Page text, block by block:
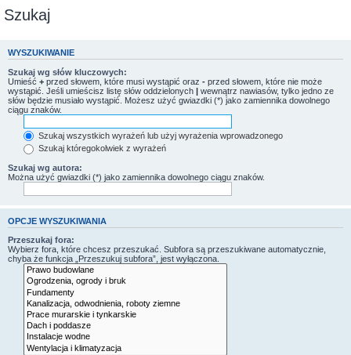
Szukaj
WYSZUKIWANIE
Szukaj wg słów kluczowych:
Umieść + przed słowem, które musi wystąpić oraz - przed słowem, które nie może
wystąpić. Jeśli umieścisz listę słów oddzielonych | wewnątrz nawiasów, tylko jedno ze
słów będzie musiało wystąpić. Możesz użyć gwiazdki (*) jako zamiennika dowolnego
ciągu znaków.
Szukaj wszystkich wyrażeń lub użyj wyrażenia wprowadzonego
Szukaj któregokolwiek z wyrażeń
Szukaj wg autora:
Można użyć gwiazdki (*) jako zamiennika dowolnego ciągu znaków.
OPCJE WYSZUKIWANIA
Przeszukaj fora:
Wybierz fora, które chcesz przeszukać. Subfora są przeszukiwane automatycznie,
chyba że funkcja „Przeszukuj subfora”, jest wyłączona.